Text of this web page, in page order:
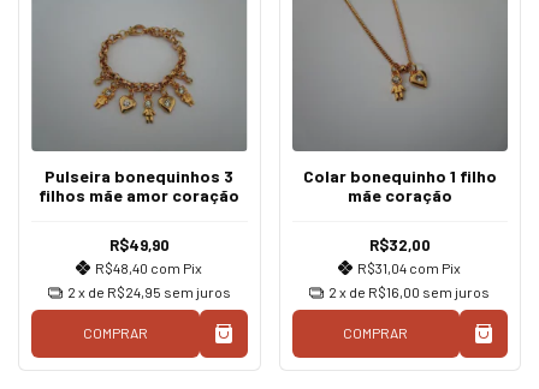
Pulseira bonequinhos 3
filhos mãe amor coração
R$49,90
R$48,40 com Pix
2 x de R$24,95 sem juros
COMPRAR
Colar bonequinho 1 filho
mãe coração
R$32,00
R$31,04 com Pix
2 x de R$16,00 sem juros
COMPRAR